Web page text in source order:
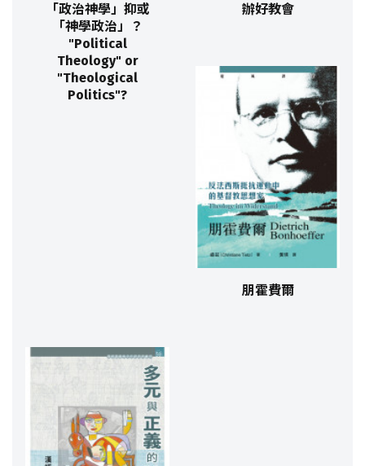
「政治神學」抑或
「神學政治」？
"Political
Theology" or
"Theological
Politics"?
辦好教會
朋霍費爾